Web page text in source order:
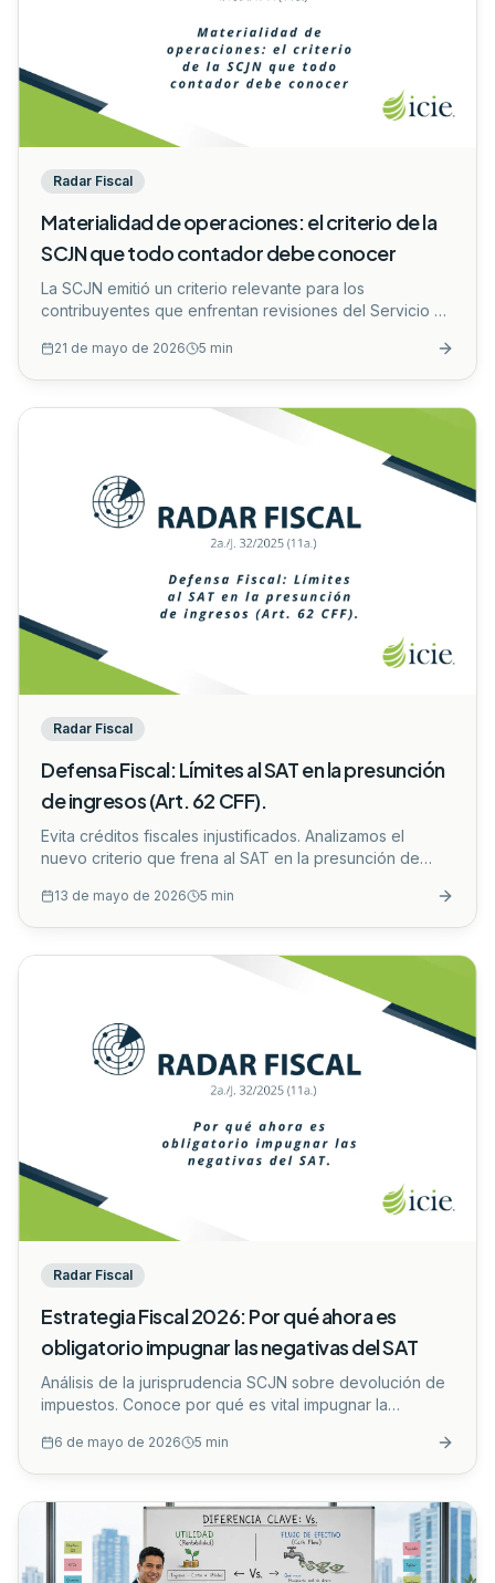
Radar Fiscal
Materialidad de operaciones: el criterio de la
SCJN que todo contador debe conocer
La SCJN emitió un criterio relevante para los
contribuyentes que enfrentan revisiones del Servicio de
devoluciones de IVA y la materialidad de las
operaciones....
21 de mayo de 2026 5 min
Radar Fiscal
Defensa Fiscal: Límites al SAT en la presunción
de ingresos (Art. 62 CFF).
Evita créditos fiscales injustificados. Analizamos el
nuevo criterio que frena al SAT en la presunción de
13 de mayo de 2026 5 min
Radar Fiscal
Estrategia Fiscal 2026: Por qué ahora es
obligatorio impugnar las negativas del SAT
Análisis de la jurisprudencia SCJN sobre devolución de
impuestos. Conoce por qué es vital impugnar la
6 de mayo de 2026 5 min